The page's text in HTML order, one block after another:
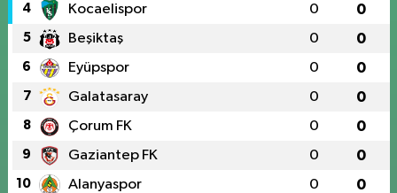
4 Kocaelispor 0 0
5 Beşiktaş 0 0
6 Eyüpspor 0 0
7 Galatasaray 0 0
8 Çorum FK 0 0
9 Gaziantep FK 0 0
10 Alanyaspor 0 0